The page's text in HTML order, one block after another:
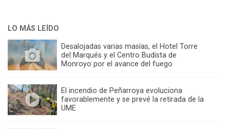
LO MÁS LEÍDO
Desalojadas varias masías, el Hotel Torre
del Marqués y el Centro Budista de
Monroyo por el avance del fuego
El incendio de Peñarroya evoluciona
favorablemente y se prevé la retirada de la
UME